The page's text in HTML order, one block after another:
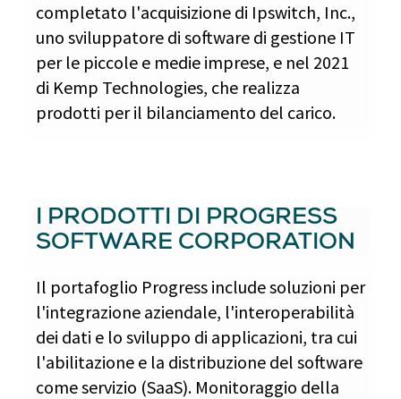
completato l'acquisizione di Ipswitch, Inc.,
uno sviluppatore di software di gestione IT
per le piccole e medie imprese, e nel 2021
di Kemp Technologies, che realizza
prodotti per il bilanciamento del carico.
I PRODOTTI DI PROGRESS
SOFTWARE CORPORATION
Il portafoglio Progress include soluzioni per
l'integrazione aziendale, l'interoperabilità
dei dati e lo sviluppo di applicazioni, tra cui
l'abilitazione e la distribuzione del software
come servizio (SaaS). Monitoraggio della